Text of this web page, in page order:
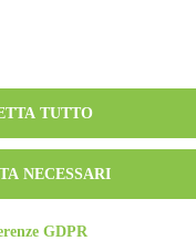
TUTTO
NECESSARI
GDPR